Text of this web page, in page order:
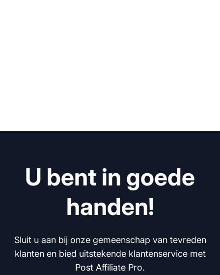
U bent in goede
handen!
Sluit u aan bij onze gemeenschap van tevreden
klanten en bied uitstekende klantenservice met
Post Affiliate Pro.